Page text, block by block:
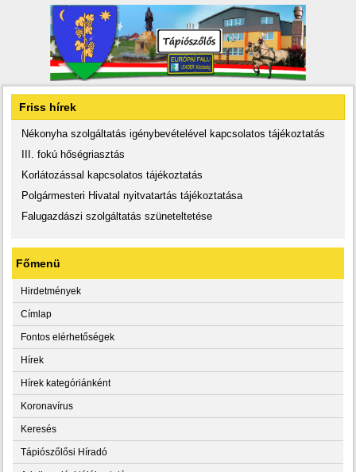
Friss hírek
Nékonyha szolgáltatás igénybevételével kapcsolatos tájékoztatás
III. fokú hőségriasztás
Korlátozással kapcsolatos tájékoztatás
Polgármesteri Hivatal nyitvatartás tájékoztatása
Falugazdászi szolgáltatás szüneteltetése
Főmenü
Hirdetmények
Címlap
Fontos elérhetőségek
Hírek
Hírek kategóriánként
Koronavírus
Keresés
Tápiószőlősi Híradó